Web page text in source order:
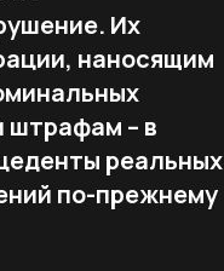
Их
наносящим
штрафам – в
реальных
по-прежнему